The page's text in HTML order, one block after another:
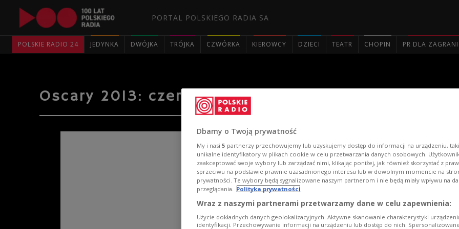
PORTAL POLSKIEGO RADIA SA
POLSKIE RADIO 24 JEDYNKA DWÓJKA TRÓJKA CZWÓRKA KIEROWCY DZIECI TEATR CHOPIN PR DLA
Oscary 2013: czerwony dywan
Dbamy o Twoją prywatność
My i nasi 5 partnerzy przechowujemy lub uzyskujemy dostęp do informacji na urządzeniu,
unikalne identyfikatory w plikach cookie w celu przetwarzania danych osobowych.
zaakceptować swoje wybory lub zarządzać nimi, klikając poniżej, jak również skorzystać z
sprzeciwu na podstawie prawnie uzasadnionego interesu lub w dowolnym momencie na
prywatności. Te wybory będą sygnalizowane naszym partnerom i nie będą miały wpływu na
przeglądania. Polityka prywatności
Wraz z naszymi partnerami przetwarzamy dane w celu zapewnienia:
Użycie dokładnych danych geolokalizacyjnych. Aktywne skanowanie charakterystyki
identyfikacji. Przechowywanie informacji na urządzeniu lub dostęp do nich.